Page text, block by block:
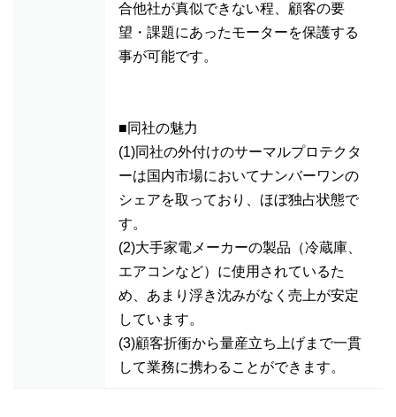
合他社が真似できない程、顧客の要
望・課題にあったモーターを保護する
事が可能です。
■同社の魅力
(1)同社の外付けのサーマルプロテクタ
ーは国内市場においてナンバーワンの
シェアを取っており、ほぼ独占状態で
す。
(2)大手家電メーカーの製品（冷蔵庫、
エアコンなど）に使用されているた
め、あまり浮き沈みがなく売上が安定
しています。
(3)顧客折衝から量産立ち上げまで一貫
して業務に携わることができます。